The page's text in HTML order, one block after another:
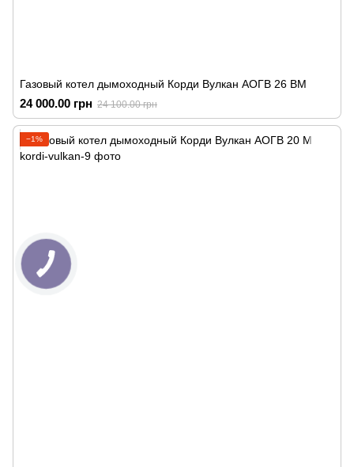
Газовый котел дымоходный Корди Вулкан АОГВ 26 ВМ
24 000.00 грн 24 100.00 грн
−1%